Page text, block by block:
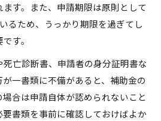
す。また、申請期限は原則として
るため、うっかり期限を過ぎてし
す。
亡診断書、申請者の身分証明書な
一書類に不備があると、補助金の
合は申請自体が認められないこと
書類を事前に確認しておけばよか